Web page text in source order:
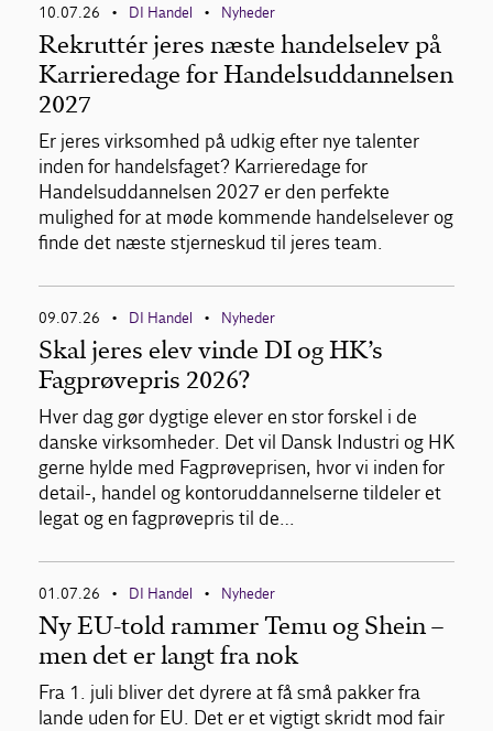
10.07.26 • DI Handel • Nyheder
Rekruttér jeres næste handelselev på
Karrieredage for Handelsuddannelsen
2027
Er jeres virksomhed på udkig efter nye talenter
inden for handelsfaget? Karrieredage for
Handelsuddannelsen 2027 er den perfekte
mulighed for at møde kommende handelselever og
finde det næste stjerneskud til jeres team.
09.07.26 • DI Handel • Nyheder
Skal jeres elev vinde DI og HK’s
Fagprøvepris 2026?
Hver dag gør dygtige elever en stor forskel i de
danske virksomheder. Det vil Dansk Industri og HK
gerne hylde med Fagprøveprisen, hvor vi inden for
detail-, handel og kontoruddannelserne tildeler et
legat og en fagprøvepris til de…
01.07.26 • DI Handel • Nyheder
Ny EU-told rammer Temu og Shein –
men det er langt fra nok
Fra 1. juli bliver det dyrere at få små pakker fra
lande uden for EU. Det er et vigtigt skridt mod fair